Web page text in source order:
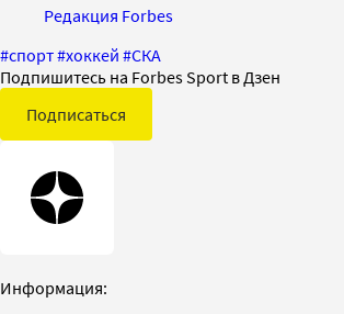
Редакция Forbes
#спорт#хоккей #СКА
Подпишитесь на Forbes Sport в Дзен
Подписаться
Информация: